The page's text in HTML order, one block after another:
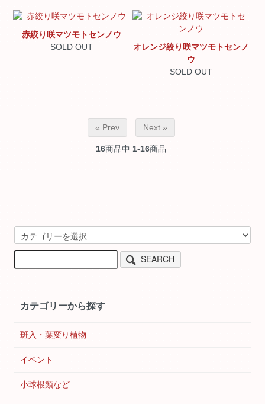
赤絞り咲マツモトセンノウ
SOLD OUT
オレンジ絞り咲マツモトセンノ
ウ
SOLD OUT
« Prev Next »
16商品中 1-16商品
SEARCH
カテゴリーから探す
斑入・葉変り植物
イベント
小球根類など